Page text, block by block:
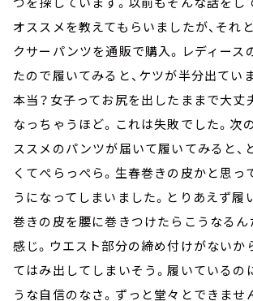
オススメを教えてもらいましたが、それ
クサーパンツを通販で購入。レディース
たので履いてみると、ケツが半分出てい
本当？女子ってお尻を出したままで大丈
なっちゃうほど。これは失敗でした。次
ススメのパンツが届いて履いてみると、
くてぺらっぺら。生春巻きの皮かと思っ
うになってしまいました。とりあえず履
巻きの皮を腰に巻きつけたらこうなるん
感じ。ウエスト部分の締め付けがないか
てはみ出してしまいそう。履いているの
うな自信のなさ。ずっと堂々とできませ